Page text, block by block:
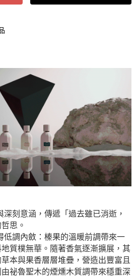
深刻意涵，傳遞「過去雖已消逝，
思。
低調內斂：榛果的溫暖前調帶來一
質樸無華。隨著香氣逐漸擴展，其
本與果香層層堆疊，營造出豐富且
祕魯聖木的煙燻木質調帶來穩重深